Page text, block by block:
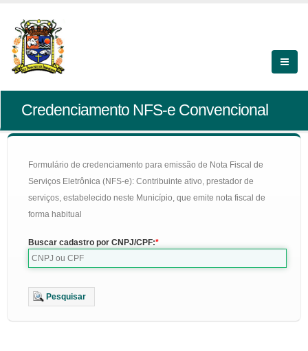
Credenciamento NFS-e Convencional
Formulário de credenciamento para emissão de Nota Fiscal de
Serviços Eletrônica (NFS-e): Contribuinte ativo, prestador de
serviços, estabelecido neste Município, que emite nota fiscal de
forma habitual
Buscar cadastro por CNPJ/CPF:
Pesquisar